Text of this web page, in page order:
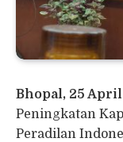
Bhopal, 25
Peningkatan
Peradilan